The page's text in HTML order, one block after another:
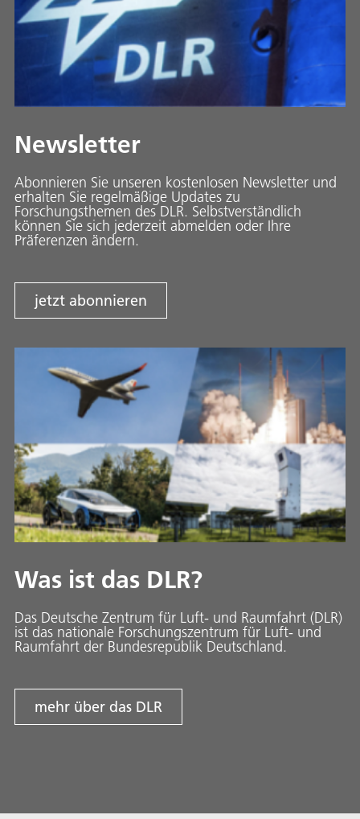
Newsletter
Abonnieren Sie unseren kostenlosen Newsletter und
erhalten Sie regelmäßige Updates zu
Forschungsthemen des DLR. Selbstverständlich
können Sie sich jederzeit abmelden oder Ihre
Präferenzen ändern.
jetzt abonnieren
Was ist das DLR?
Das Deutsche Zentrum für Luft- und Raumfahrt (DLR)
ist das nationale Forschungszentrum für Luft- und
Raumfahrt der Bundesrepublik Deutschland.
mehr über das DLR